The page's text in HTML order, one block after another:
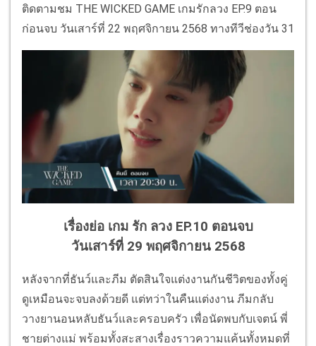
ติดตามชม THE WICKED GAME เกมรักลวง EP.9 ตอน
ก่อนจบ วันเสาร์ที่ 22 พฤศจิกายน 2568 ทางทีวีช่องวัน 31
เรื่องย่อ เกม รัก ลวง EP.10 ตอนจบ
วันเสาร์ที่ 29 พฤศจิกายน 2568
หลังจากที่ธันว์และภีม ตัดสินใจแต่งงานกันชีวิตของทั้งคู่
ดูเหมือนจะจบลงด้วยดี แต่ทว่าในคืนแต่งงาน ภีมกลับ
วางยานอนหลับธันว์และครอบครัว เพื่อนัดพบกับเจตน์ พี่
ชายต่างแม่ พร้อมทั้งสะสางเรื่องราวความแค้นทั้งหมดที่